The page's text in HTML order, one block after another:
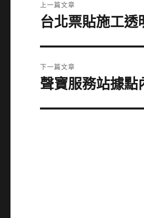
章
上一篇文章
上
篇
文
章:
台北票貼施工
下一篇文章
下
篇
聲寶服務站據點